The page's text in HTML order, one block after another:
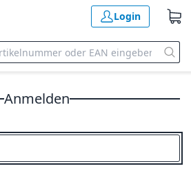
Login
Anmelden